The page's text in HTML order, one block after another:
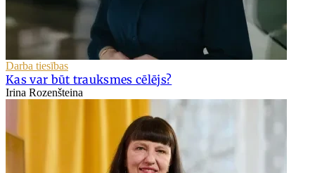
Darba tiesības
Kas var būt trauksmes cēlējs?
Irina Rozenšteina